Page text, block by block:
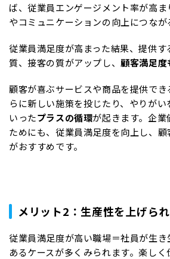
ば、従業員エンゲージメント率が高
やコミュニケーションの向上につなが
従業員満足度が高まった結果、提供
質、接客の質がアップし、顧客満足度
顧客が喜ぶサービスや商品を提供で
らに新しい施策を投じたり、やりがい
いったプラスの循環が起きます。企
ためにも、従業員満足度を向上し、
がおすすめです。
メリット2：生産性を上げら
従業員満足度が高い職場＝社員が生
あるケースが多くみられます。楽し